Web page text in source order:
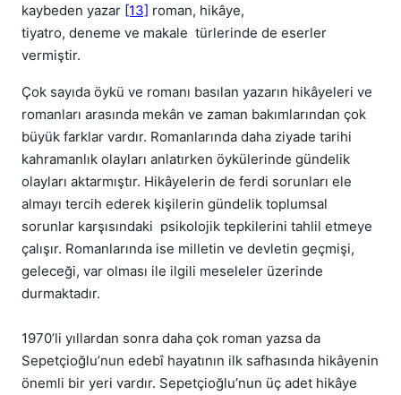
kaybeden yazar [13] roman, hikâye,
tiyatro, deneme ve makale türlerinde de eserler
vermiştir.
Çok sayıda öykü ve romanı basılan yazarın hikâyeleri ve
romanları arasında mekân ve zaman bakımlarından çok
büyük farklar vardır. Romanlarında daha ziyade tarihi
kahramanlık olayları anlatırken öykülerinde gündelik
olayları aktarmıştır. Hikâyelerin de ferdi sorunları ele
almayı tercih ederek kişilerin gündelik toplumsal
sorunlar karşısındaki psikolojik tepkilerini tahlil etmeye
çalışır. Romanlarında ise milletin ve devletin geçmişi,
geleceği, var olması ile ilgili meseleler üzerinde
durmaktadır.
1970’li yıllardan sonra daha çok roman yazsa da
Sepetçioğlu’nun edebî hayatının ilk safhasında hikâyenin
önemli bir yeri vardır. Sepetçioğlu’nun üç adet hikâye